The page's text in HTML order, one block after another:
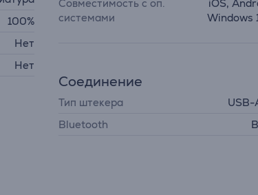
100%
Нет
Нет
Совместимость с оп.
системами
iOS,
Windows
Соединение
Тип штекера
USB-
Bluetooth